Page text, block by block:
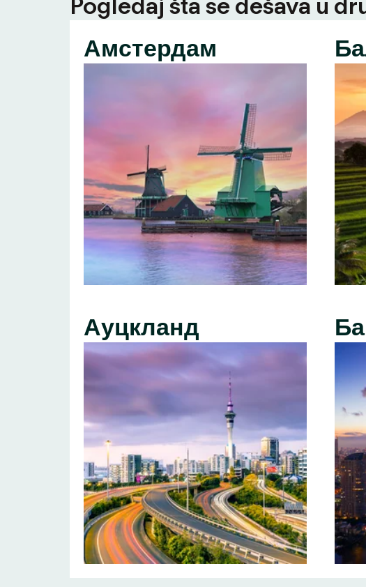
Амстердам
Ауцкланд